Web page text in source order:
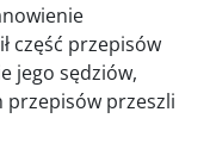
część przepisów
jego sędziów,
przepisów przeszli